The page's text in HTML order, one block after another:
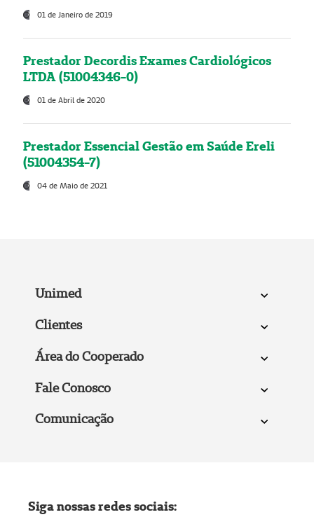
01 de Janeiro de 2019
Prestador Decordis Exames Cardiológicos
LTDA (51004346-0)
01 de Abril de 2020
Prestador Essencial Gestão em Saúde Ereli
(51004354-7)
04 de Maio de 2021
Unimed
Clientes
Área do Cooperado
Fale Conosco
Comunicação
Siga nossas redes sociais: